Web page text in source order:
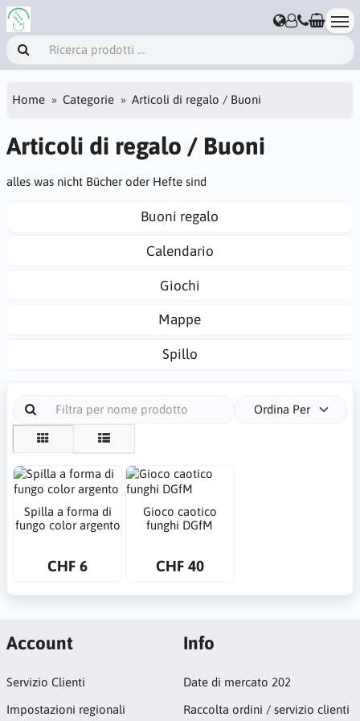
Home Categorie Articoli di regalo / Buoni
Articoli di regalo / Buoni
alles was nicht Bücher oder Hefte sind
Buoni regalo
Calendario
Giochi
Mappe
Spillo
Ordina Per
Spilla a forma di
fungo color argento
CHF 6
Gioco caotico
funghi DGfM
CHF 40
Account
Servizio Clienti
Impostazioni regionali
Info
Date di mercato 202
Raccolta ordini / servizio clienti